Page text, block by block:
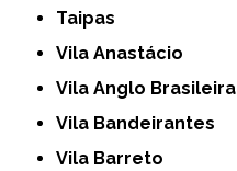
Taipas
Vila Anastácio
Vila Anglo Brasileira
Vila Bandeirantes
Vila Barreto